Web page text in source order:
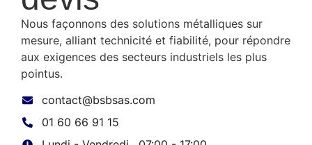
Nous façonnons des solutions métalliques sur
mesure, alliant technicité et fiabilité, pour répondre
aux exigences des secteurs industriels les plus
pointus.
contact@bsbsas.com
01 60 66 91 15